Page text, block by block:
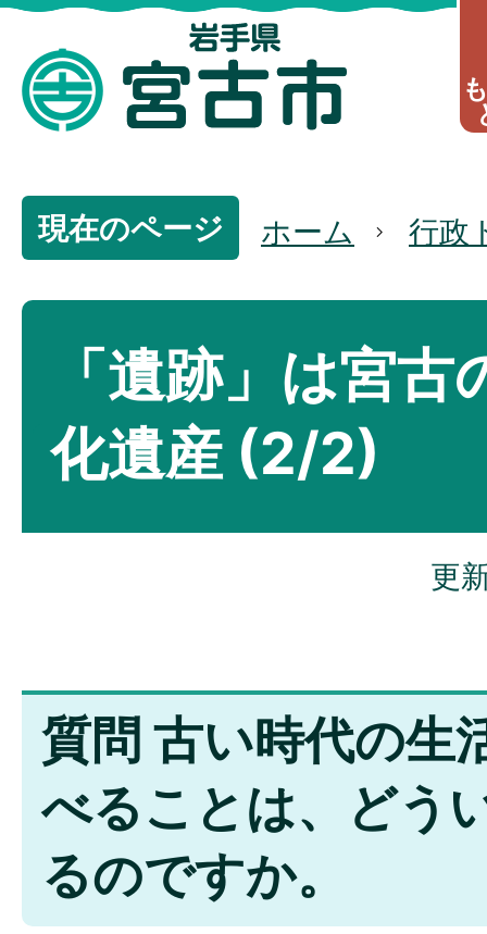
現在のページ ホーム 行政
「遺跡」は宮古
化遺産 (2/2)
更
質問 古い時代の生
べることは、どう
るのですか。